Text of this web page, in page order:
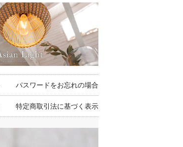
パスワードをお忘れの場合
特定商取引法に基づく表示